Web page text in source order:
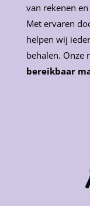
van rekenen
Met ervaren
helpen wij
behalen. Onze
bereikbaar